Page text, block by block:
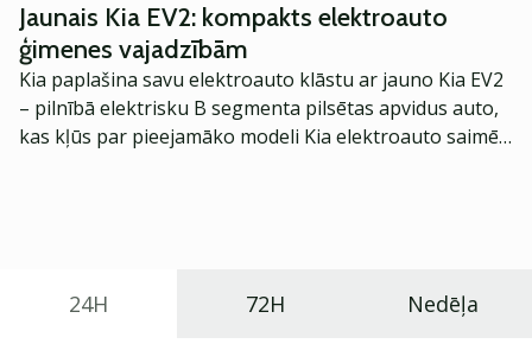
Jaunais Kia EV2: kompakts elektroauto
ģimenes vajadzībām
Kia paplašina savu elektroauto klāstu ar jauno Kia EV2
– pilnībā elektrisku B segmenta pilsētas apvidus auto,
kas kļūs par pieejamāko modeli Kia elektroauto saimē
24H 72H Nedēļa